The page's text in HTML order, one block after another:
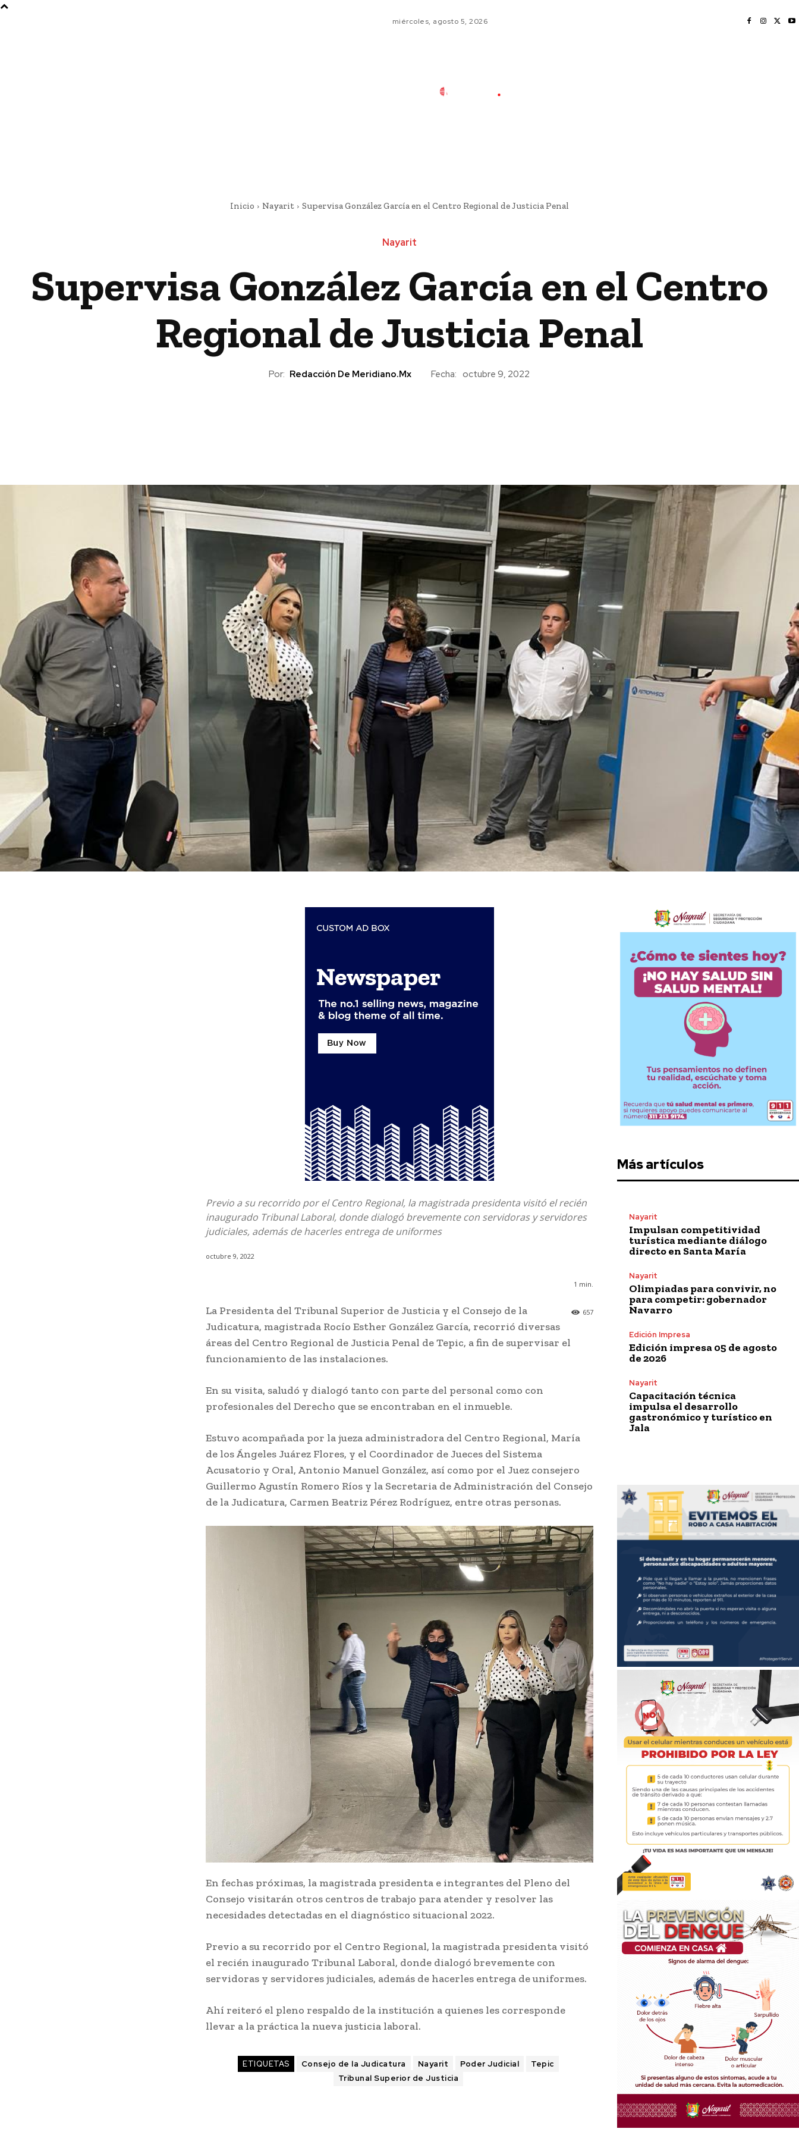
miércoles, agosto 5, 2026
Inicio Nayarit Supervisa González García en el Centro Regional de Justicia Penal
Nayarit
Supervisa González García en el Centro
Regional de Justicia Penal
Por: Redacción De Meridiano.mx Fecha: octubre 9, 2022
Previo a su recorrido por el Centro Regional, la magistrada presidenta visitó el recién
inaugurado Tribunal Laboral, donde dialogó brevemente con servidoras y servidores
judiciales, además de hacerles entrega de uniformes
octubre 9, 2022
1 min.
657
La Presidenta del Tribunal Superior de Justicia y el Consejo de la
Judicatura, magistrada Rocío Esther González García, recorrió diversas
áreas del Centro Regional de Justicia Penal de Tepic, a fin de supervisar el
funcionamiento de las instalaciones.
En su visita, saludó y dialogó tanto con parte del personal como con
profesionales del Derecho que se encontraban en el inmueble.
Estuvo acompañada por la jueza administradora del Centro Regional, María
de los Ángeles Juárez Flores, y el Coordinador de Jueces del Sistema
Acusatorio y Oral, Antonio Manuel González, así como por el Juez consejero
Guillermo Agustín Romero Ríos y la Secretaria de Administración del Consejo
de la Judicatura, Carmen Beatriz Pérez Rodríguez, entre otras personas.
En fechas próximas, la magistrada presidenta e integrantes del Pleno del
Consejo visitarán otros centros de trabajo para atender y resolver las
necesidades detectadas en el diagnóstico situacional 2022.
Previo a su recorrido por el Centro Regional, la magistrada presidenta visitó
el recién inaugurado Tribunal Laboral, donde dialogó brevemente con
servidoras y servidores judiciales, además de hacerles entrega de uniformes.
Ahí reiteró el pleno respaldo de la institución a quienes les corresponde
llevar a la práctica la nueva justicia laboral.
ETIQUETAS Consejo de la Judicatura Nayarit Poder Judicial
Tepic
Tribunal Superior de Justicia
Más artículos
Nayarit
Impulsan competitividad
turística mediante diálogo
directo en Santa María
Nayarit
Olimpiadas para convivir, no
para competir: gobernador
Navarro
Edición Impresa
Edición impresa 05 de agosto
de 2026
Nayarit
Capacitación técnica
impulsa el desarrollo
gastronómico y turístico en
Jala